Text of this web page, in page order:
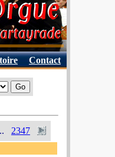
Contact
2347